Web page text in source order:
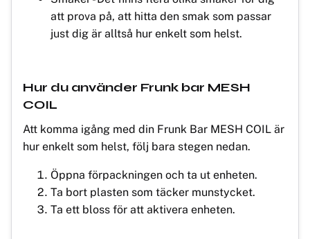
att prova på, att hitta den smak som passar
just dig är alltså hur enkelt som helst.
Hur du använder Frunk bar MESH
COIL
Att komma igång med din Frunk Bar MESH COIL är
hur enkelt som helst, följ bara stegen nedan.
Öppna förpackningen och ta ut enheten.
Ta bort plasten som täcker munstycket.
Ta ett bloss för att aktivera enheten.